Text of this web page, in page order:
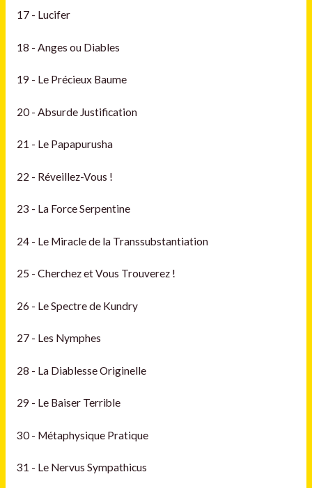
17 - Lucifer
18 - Anges ou Diables
19 - Le Précieux Baume
20 - Absurde Justification
21 - Le Papapurusha
22 - Réveillez-Vous !
23 - La Force Serpentine
24 - Le Miracle de la Transsubstantiation
25 - Cherchez et Vous Trouverez !
26 - Le Spectre de Kundry
27 - Les Nymphes
28 - La Diablesse Originelle
29 - Le Baiser Terrible
30 - Métaphysique Pratique
31 - Le Nervus Sympathicus